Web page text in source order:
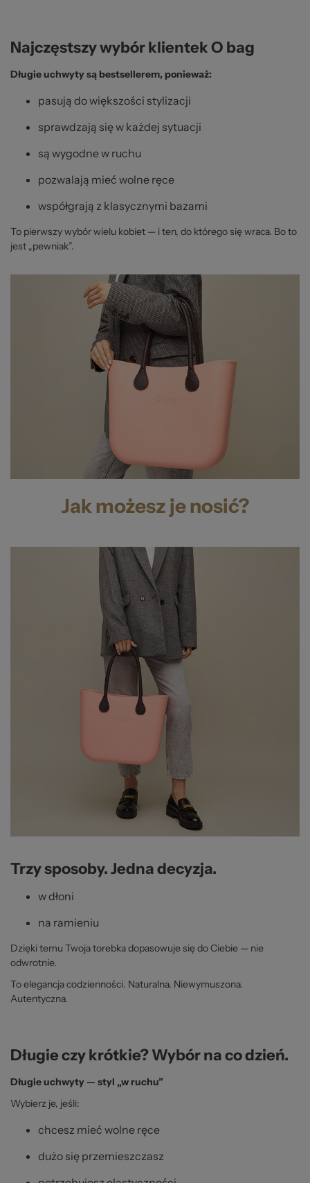
Najczęstszy wybór klientek O bag
Długie uchwyty są bestsellerem, ponieważ:
pasują do większości stylizacji
sprawdzają się w każdej sytuacji
są wygodne w ruchu
pozwalają mieć wolne ręce
współgrają z klasycznymi bazami
To pierwszy wybór wielu kobiet — i ten, do którego się wraca. Bo to
jest „pewniak”.
Jak możesz je nosić?
Trzy sposoby. Jedna decyzja.
w dłoni
na ramieniu
Dzięki temu Twoja torebka dopasowuje się do Ciebie — nie
odwrotnie.
To elegancja codzienności. Naturalna. Niewymuszona.
Autentyczna.
Długie czy krótkie? Wybór na co dzień.
Długie uchwyty — styl „w ruchu”
Wybierz je, jeśli:
chcesz mieć wolne ręce
dużo się przemieszczasz